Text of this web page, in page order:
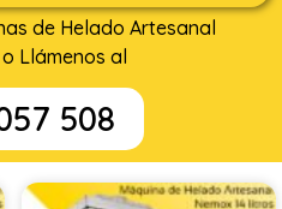
de Helado Artesanal
Llámenos al
508